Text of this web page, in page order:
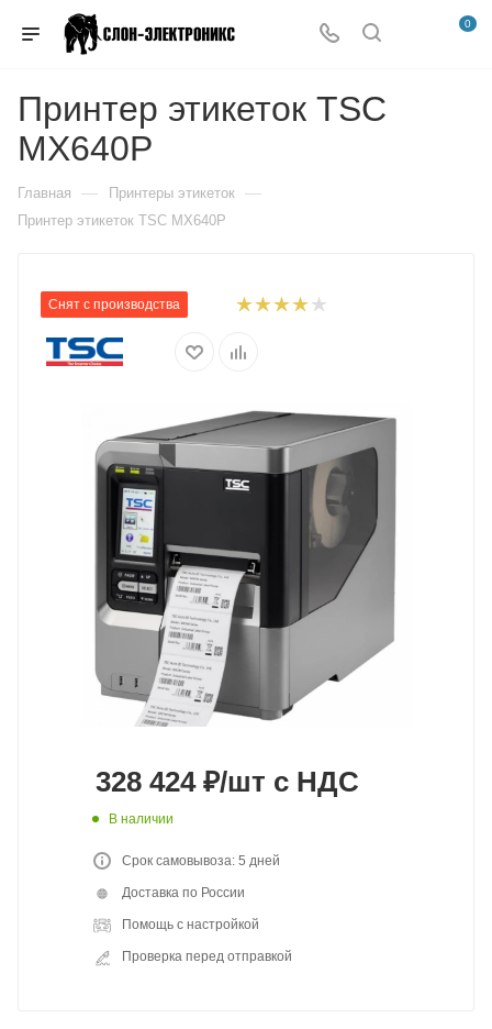
0
Принтер этикеток TSC
MX640P
Главная — Принтеры этикеток —
Принтер этикеток TSC MX640P
Снят с производства
328 424₽/шт с НДС
В наличии
Срок самовывоза: 5 дней
Доставка по России
Помощь с настройкой
Проверка перед отправкой